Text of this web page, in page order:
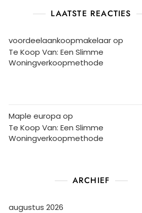
LAATSTE REACTIES
voordeelaankoopmakelaarop
Te Koop Van: Een Slimme
Woningverkoopmethode
Maple europa op
Te Koop Van: Een Slimme
Woningverkoopmethode
ARCHIEF
augustus 2026